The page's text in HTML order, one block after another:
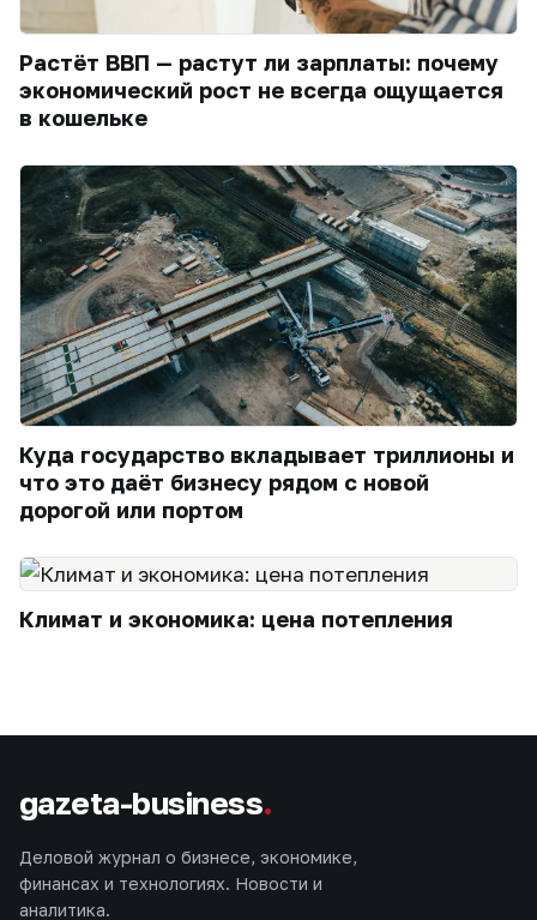
Растёт ВВП — растут ли зарплаты: почему
экономический рост не всегда ощущается
в кошельке
Куда государство вкладывает триллионы и
что это даёт бизнесу рядом с новой
дорогой или портом
Климат и экономика: цена потепления
gazeta-business.
Деловой журнал о бизнесе, экономике,
финансах и технологиях. Новости и
аналитика.